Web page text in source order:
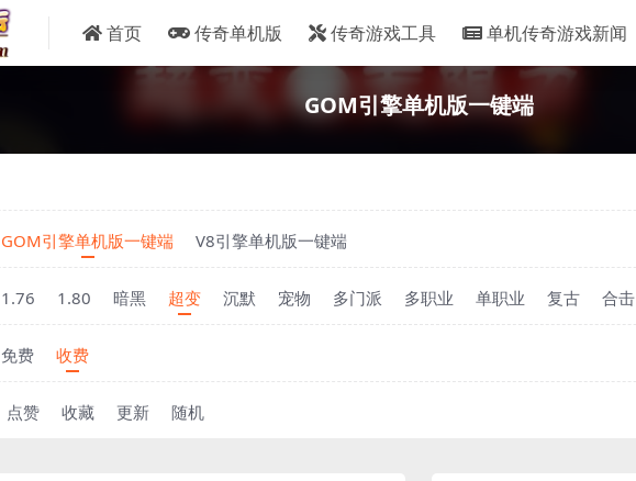
首页 传奇单机版 传奇游戏工具 单机传奇游戏新闻
GOM引擎单机版一键端
GOM引擎单机版一键端 V8引擎单机版一键端
1.76 1.80 暗黑 超变 沉默 宠物 多门派 多职业 单职业 复古 合击
免费 收费
点赞 收藏 更新 随机